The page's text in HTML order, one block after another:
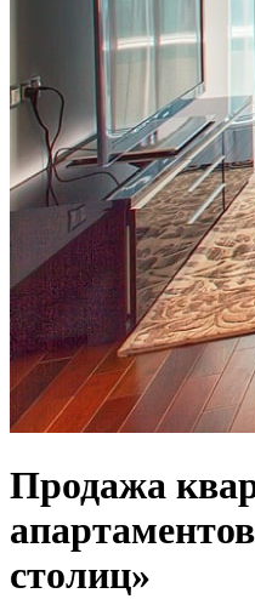
Продажа
столиц»